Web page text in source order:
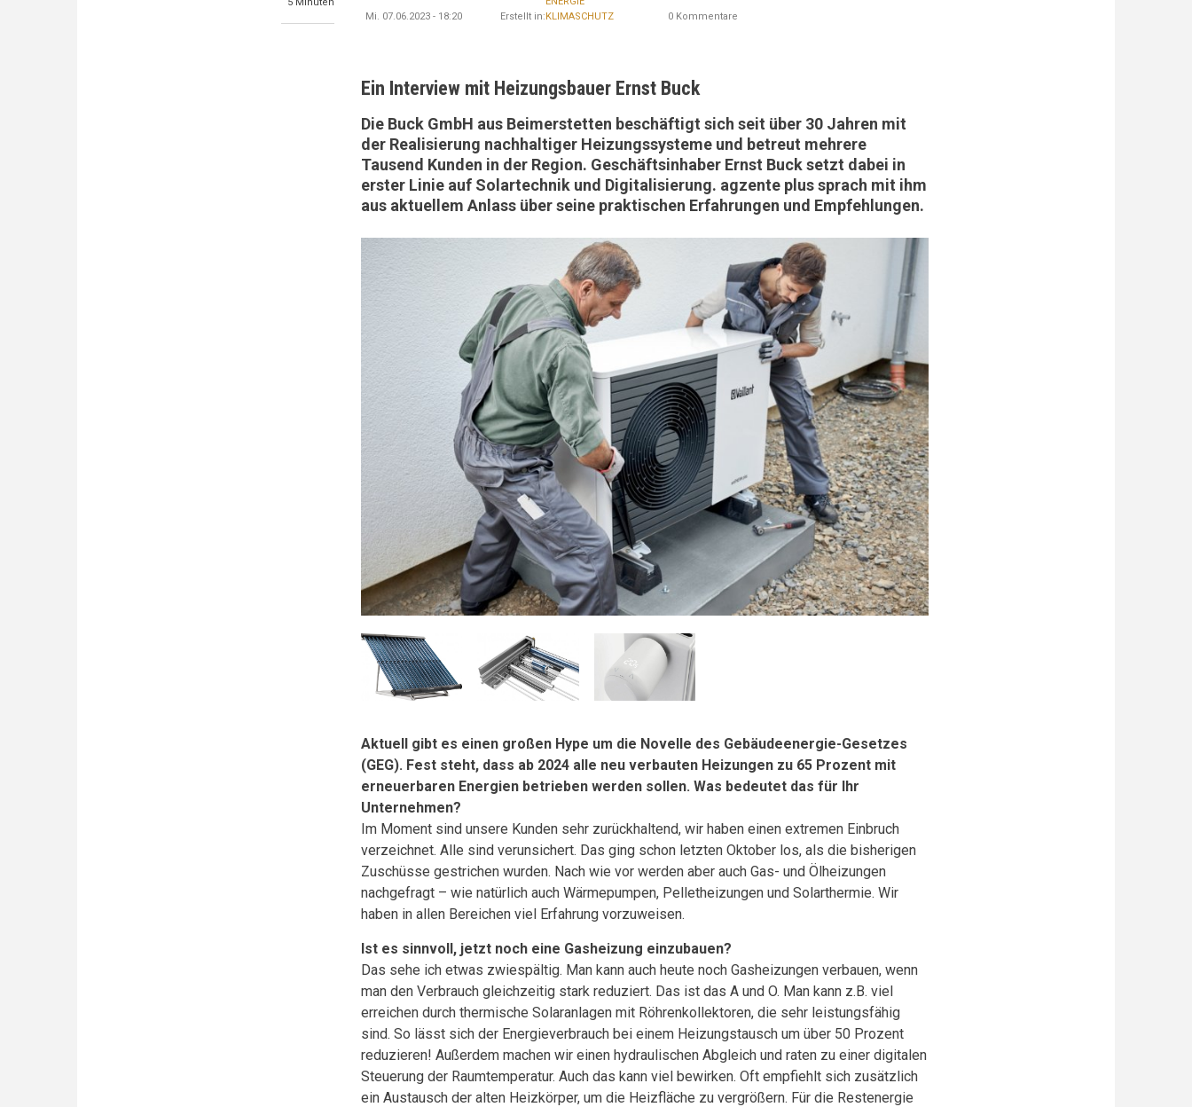
Mi. 07.06.2023 - 18:20 Erstellt in:KLIMASCHUTZ
0 Kommentare
Ein Interview mit Heizungsbauer Ernst Buck
Die Buck GmbH aus Beimerstetten beschäftigt sich seit über 30 Jahren mit
der Realisierung nachhaltiger Heizungssysteme und betreut mehrere
Tausend Kunden in der Region. Geschäftsinhaber Ernst Buck setzt dabei in
erster Linie auf Solartechnik und Digitalisierung. agzente plus sprach mit ihm
aus aktuellem Anlass über seine praktischen Erfahrungen und Empfehlungen.
Aktuell gibt es einen großen Hype um die Novelle des Gebäudeenergie-Gesetzes
(GEG). Fest steht, dass ab 2024 alle neu verbauten Heizungen zu 65 Prozent mit
erneuerbaren Energien betrieben werden sollen. Was bedeutet das für Ihr
Unternehmen?
Im Moment sind unsere Kunden sehr zurückhaltend, wir haben einen extremen Einbruch
verzeichnet. Alle sind verunsichert. Das ging schon letzten Oktober los, als die bisherigen
Zuschüsse gestrichen wurden. Nach wie vor werden aber auch Gas- und Ölheizungen
nachgefragt – wie natürlich auch Wärmepumpen, Pelletheizungen und Solarthermie. Wir
haben in allen Bereichen viel Erfahrung vorzuweisen.
Ist es sinnvoll, jetzt noch eine Gasheizung einzubauen?
Das sehe ich etwas zwiespältig. Man kann auch heute noch Gasheizungen verbauen, wenn
man den Verbrauch gleichzeitig stark reduziert. Das ist das A und O. Man kann z.B. viel
erreichen durch thermische Solaranlagen mit Röhrenkollektoren, die sehr leistungsfähig
sind. So lässt sich der Energieverbrauch bei einem Heizungstausch um über 50 Prozent
reduzieren! Außerdem machen wir einen hydraulischen Abgleich und raten zu einer digitalen
Steuerung der Raumtemperatur. Auch das kann viel bewirken. Oft empfiehlt sich zusätzlich
ein Austausch der alten Heizkörper, um die Heizfläche zu vergrößern. Für die Restenergie